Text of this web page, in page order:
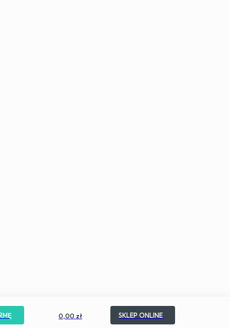
0,00 zł SKLEP ONLINE